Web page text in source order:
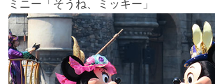
ミニー「そうね、ミッキー」